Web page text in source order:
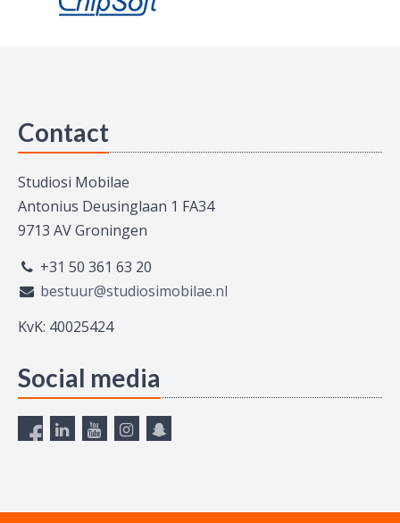
Contact
Studiosi Mobilae
Antonius Deusinglaan 1 FA34
9713 AV Groningen
+31 50 361 63 20
bestuur@studiosimobilae.nl
KvK: 40025424
Social media